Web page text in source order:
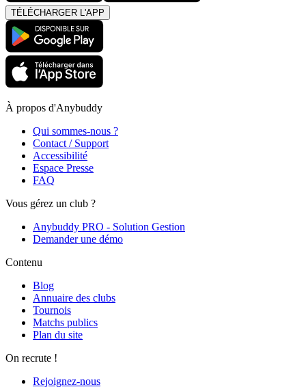
TÉLÉCHARGER L'APP
À propos d'Anybuddy
Qui sommes-nous ?
Contact / Support
Accessibilité
Espace Presse
FAQ
Vous gérez un club ?
Anybuddy PRO - Solution Gestion
Demander une démo
Contenu
Blog
Annuaire des clubs
Tournois
Matchs publics
Plan du site
On recrute !
Rejoignez-nous